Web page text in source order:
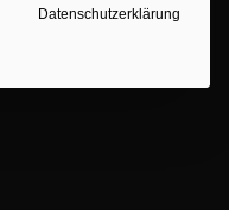
Datenschutzerklärung